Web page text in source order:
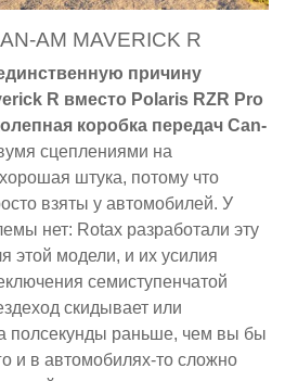
AM MAVERICK R
причину
R вместо Polaris RZR Pro
коробка передач Can-
сцеплениями на
штука, потому что
взяты у автомобилей. У
нет: Rotax разработали эту
этой модели, и их усилия
семиступенчатой
скидывает или
полсекунды раньше, чем вы бы
и в автомобилях-то сложно